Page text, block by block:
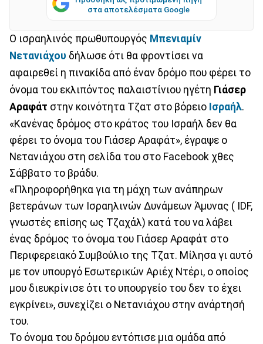
στα αποτελέσματα Google
Ο ισραηλινός πρωθυπουργός Μπενιαμίν
Νετανιάχου δήλωσε ότι θα φροντίσει να
αφαιρεθεί η πινακίδα από έναν δρόμο που φέρει το
όνομα του εκλιπόντος παλαιστίνιου ηγέτη Γιάσερ
Αραφάτ στην κοινότητα Τζατ στο βόρειο Ισραήλ.
«Κανένας δρόμος στο κράτος του Ισραήλ δεν θα
φέρει το όνομα του Γιάσερ Αραφάτ», έγραψε ο
Νετανιάχου στη σελίδα του στο Facebook χθες
Σάββατο το βράδυ.
«Πληροφορήθηκα για τη μάχη των ανάπηρων
βετεράνων των Ισραηλινών Δυνάμεων Άμυνας ( IDF,
γνωστές επίσης ως Τζαχάλ) κατά του να λάβει
ένας δρόμος το όνομα του Γιάσερ Αραφάτ στο
Περιφερειακό Συμβούλιο της Τζατ. Μίλησα γι αυτό
με τον υπουργό Εσωτερικών Αριέχ Ντέρι, ο οποίος
μου διευκρίνισε ότι το υπουργείο του δεν το έχει
εγκρίνει», συνεχίζει ο Νετανιάχου στην ανάρτησή
του.
Το όνομα του δρόμου εντόπισε μια ομάδα από